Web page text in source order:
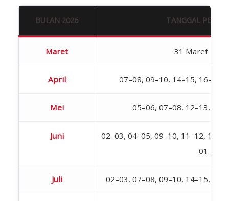
BULAN 2026 TANGGAL
Maret 31 Maret – 01
April 07–08, 09–10, 14–15, 16–17,
Mei 05–06, 07–08, 12–13,
Juni
02–03, 04–05, 09–10, 11–12,
01 Juli
Juli 02–03, 07–08, 09–10, 14–15,